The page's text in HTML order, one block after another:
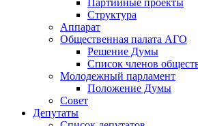
Структура
Аппарат
Общественная палата АГО
Решение Думы
Список членов
Молодежный парламент
Положение Думы
Совет
Депутаты